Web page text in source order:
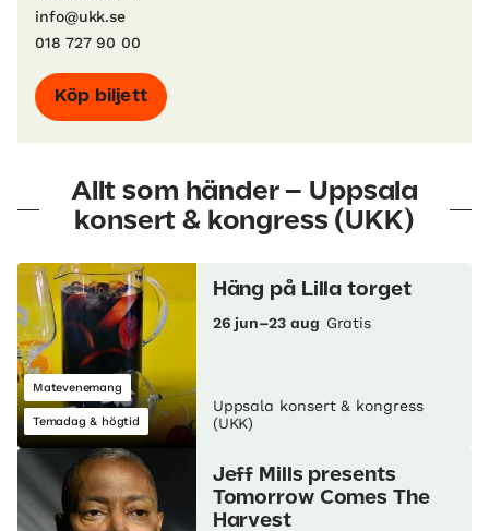
info@ukk.se
018 727 90 00
Köp biljett
Allt som händer – Uppsala
konsert & kongress (UKK)
Matevenemang
Temadag & högtid
Häng på Lilla torget
26 jun–23 aug Gratis
Uppsala konsert & kongress
(UKK)
Jeff Mills presents
Tomorrow Comes The
Harvest